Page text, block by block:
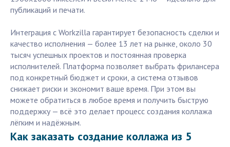
публикаций и печати.
Интеграция с Workzilla гарантирует безопасность сделки и
качество исполнения — более 13 лет на рынке, около 30
тысяч успешных проектов и постоянная проверка
исполнителей. Платформа позволяет выбрать фрилансера
под конкретный бюджет и сроки, а система отзывов
снижает риски и экономит ваше время. При этом вы
можете обратиться в любое время и получить быструю
поддержку — всё это делает процесс создания коллажа
лёгким и надёжным.
Как заказать создание коллажа из 5